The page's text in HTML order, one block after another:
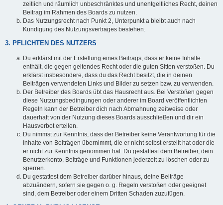
zeitlich und räumlich unbeschränktes und unentgeltliches Recht, deinen
Beitrag im Rahmen des Boards zu nutzen.
Das Nutzungsrecht nach Punkt 2, Unterpunkt a bleibt auch nach
Kündigung des Nutzungsvertrages bestehen.
3. PFLICHTEN DES NUTZERS
Du erklärst mit der Erstellung eines Beitrags, dass er keine Inhalte
enthält, die gegen geltendes Recht oder die guten Sitten verstoßen. Du
erklärst insbesondere, dass du das Recht besitzt, die in deinen
Beiträgen verwendeten Links und Bilder zu setzen bzw. zu verwenden.
Der Betreiber des Boards übt das Hausrecht aus. Bei Verstößen gegen
diese Nutzungsbedingungen oder anderer im Board veröffentlichten
Regeln kann der Betreiber dich nach Abmahnung zeitweise oder
dauerhaft von der Nutzung dieses Boards ausschließen und dir ein
Hausverbot erteilen.
Du nimmst zur Kenntnis, dass der Betreiber keine Verantwortung für die
Inhalte von Beiträgen übernimmt, die er nicht selbst erstellt hat oder die
er nicht zur Kenntnis genommen hat. Du gestattest dem Betreiber, dein
Benutzerkonto, Beiträge und Funktionen jederzeit zu löschen oder zu
sperren.
Du gestattest dem Betreiber darüber hinaus, deine Beiträge
abzuändern, sofern sie gegen o. g. Regeln verstoßen oder geeignet
sind, dem Betreiber oder einem Dritten Schaden zuzufügen.